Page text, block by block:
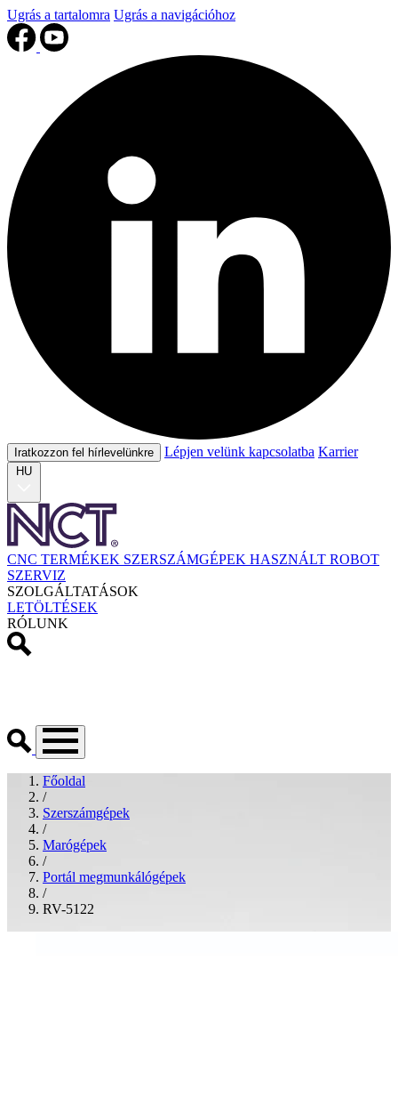
Ugrás a tartalomra Ugrás a navigációhoz
Iratkozzon fel hírlevelünkre Lépjen velünk kapcsolatba Karrier
HU
CNC TERMÉKEK SZERSZÁMGÉPEK HASZNÁLT ROBOT
SZERVIZ
SZOLGÁLTATÁSOK
LETÖLTÉSEK
RÓLUNK
Főoldal
/
Szerszámgépek
/
Marógépek
/
Portál megmunkálógépek
/
RV-5122